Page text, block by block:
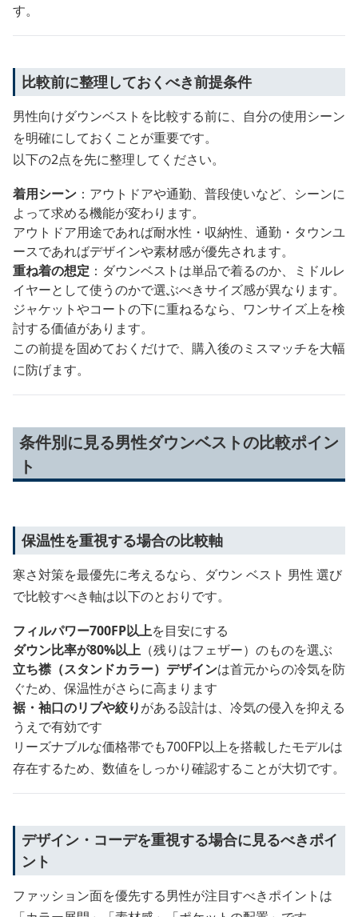
す。
比較前に整理しておくべき前提条件
男性向けダウンベストを比較する前に、自分の使用シーン
を明確にしておくことが重要です。
以下の2点を先に整理してください。
着用シーン ：アウトドアや通勤、普段使いなど、シーンに
よって求める機能が変わります。
アウトドア用途であれば耐水性・収納性、通勤・タウンユ
ースであればデザインや素材感が優先されます。
重ね着の想定 ：ダウンベストは単品で着るのか、ミドルレ
イヤーとして使うのかで選ぶべきサイズ感が異なります。
ジャケットやコートの下に重ねるなら、ワンサイズ上を検
討する価値があります。
この前提を固めておくだけで、購入後のミスマッチを大幅
に防げます。
条件別に見る男性ダウンベストの比較ポイン
ト
保温性を重視する場合の比較軸
寒さ対策を最優先に考えるなら、ダウン ベスト 男性 選び
で比較すべき軸は以下のとおりです。
フィルパワー700FP以上を目安にする
ダウン比率が80%以上 （残りはフェザー）のものを選ぶ
立ち襟（スタンドカラー）デザインは首元からの冷気を防
ぐため、保温性がさらに高まります
裾・袖口のリブや絞りがある設計は、冷気の侵入を抑える
うえで有効です
リーズナブルな価格帯でも700FP以上を搭載したモデルは
存在するため、数値をしっかり確認することが大切です。
デザイン・コーデを重視する場合に見るべきポイ
ント
ファッション面を優先する男性が注目すべきポイントは